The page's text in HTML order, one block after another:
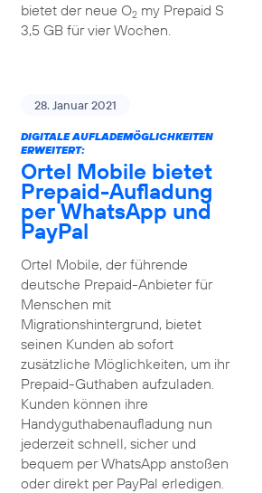
bietet der neue O2my Prepaid S
3,5 GB für vier Wochen.
28. Januar 2021
DIGITALE AUFLADEMÖGLICHKEITEN
ERWEITERT:
Ortel Mobile bietet
Prepaid-Aufladung
per WhatsApp und
PayPal
Ortel Mobile, der führende
deutsche Prepaid-Anbieter für
Menschen mit
Migrationshintergrund, bietet
seinen Kunden ab sofort
zusätzliche Möglichkeiten, um ihr
Prepaid-Guthaben aufzuladen.
Kunden können ihre
Handyguthabenaufladung nun
jederzeit schnell, sicher und
bequem per WhatsApp anstoßen
oder direkt per PayPal erledigen.